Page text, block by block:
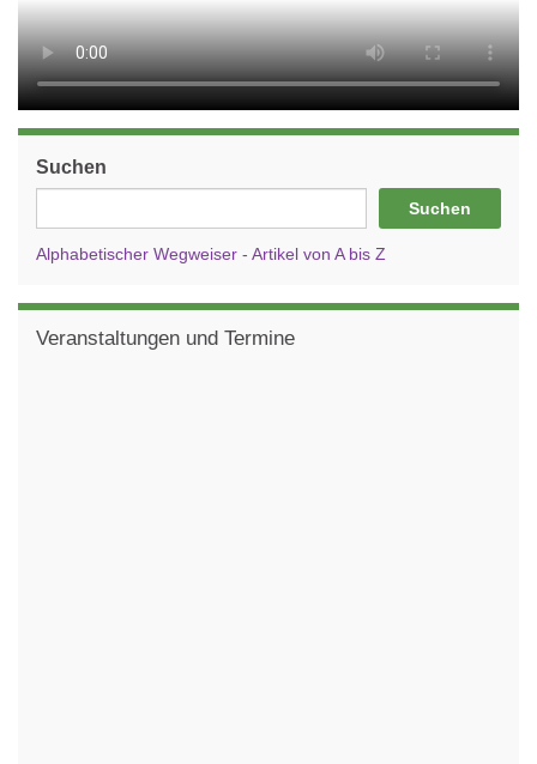
Suchen
Suchen
Alphabetischer Wegweiser - Artikel von A bis Z
Veranstaltungen und Termine